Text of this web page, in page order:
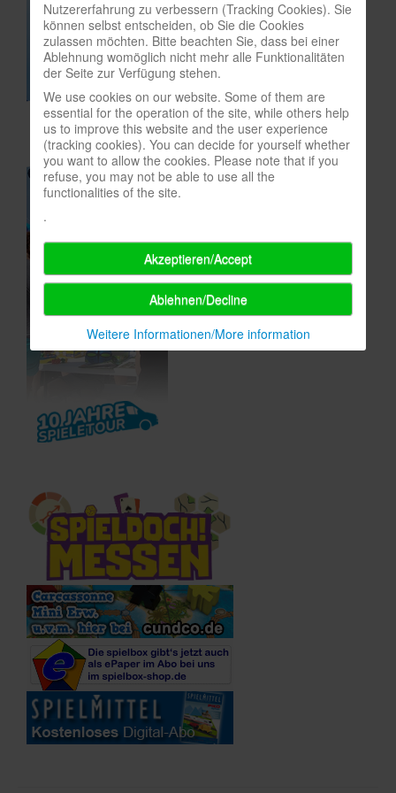
In eigener Sache-On our own behalf
Archivierte Meldungen-News archive
Nutzererfahrung zu verbessern (Tracking Cookies). Sie
können selbst entscheiden, ob Sie die Cookies
zulassen möchten. Bitte beachten Sie, dass bei einer
Ablehnung womöglich nicht mehr alle Funktionalitäten
der Seite zur Verfügung stehen.
We use cookies on our website. Some of them are
essential for the operation of the site, while others help
us to improve this website and the user experience
(tracking cookies). You can decide for yourself whether
you want to allow the cookies. Please note that if you
refuse, you may not be able to use all the
functionalities of the site.
.
Akzeptieren/Accept
Ablehnen/Decline
Weitere Informationen/More information